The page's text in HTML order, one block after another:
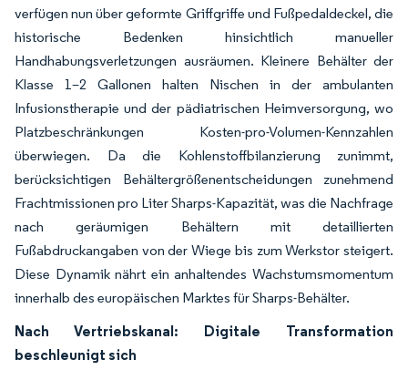
verfügen nun über geformte Griffgriffe und Fußpedaldeckel, die
historische Bedenken hinsichtlich manueller
Handhabungsverletzungen ausräumen. Kleinere Behälter der
Klasse 1–2 Gallonen halten Nischen in der ambulanten
Infusionstherapie und der pädiatrischen Heimversorgung, wo
Platzbeschränkungen Kosten-pro-Volumen-Kennzahlen
überwiegen. Da die Kohlenstoffbilanzierung zunimmt,
berücksichtigen Behältergrößenentscheidungen zunehmend
Frachtmissionen pro Liter Sharps-Kapazität, was die Nachfrage
nach geräumigen Behältern mit detaillierten
Fußabdruckangaben von der Wiege bis zum Werkstor steigert.
Diese Dynamik nährt ein anhaltendes Wachstumsmomentum
innerhalb des europäischen Marktes für Sharps-Behälter.
Nach Vertriebskanal: Digitale Transformation
beschleunigt sich